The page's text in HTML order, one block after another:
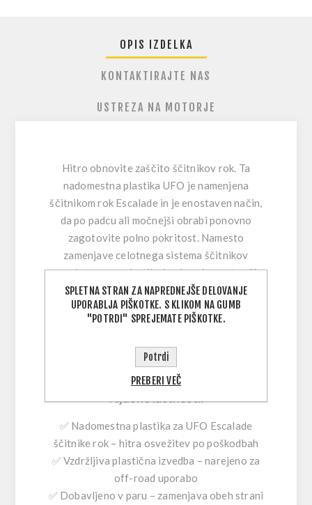
OPIS IZDELKA
KONTAKTIRAJTE NAS
USTREZA NA MOTORJE
Hitro obnovite zaščito ščitnikov rok. Ta
nadomestna plastika UFO je namenjena
ščitnikom rok Escalade in je enostaven način,
da po padcu ali močnejši obrabi ponovno
zagotovite polno pokritost. Namesto
zamenjave celotnega sistema ščitnikov
zamenjate samo plastike in ohranite motor čist
na pogled ter dobro zaščiten.
Nadomestni ščiti pomagajo zaščititi roke in
ter umazanijo na poti, hkrati pa z živahno
barvo poskrbijo za svež, “factory” videz.
Ključne lastnosti:
✅ Nadomestna plastika za UFO Escalade
ščitnike rok – hitra osvežitev po poškodbah
✅ Vzdržljiva plastična izvedba – narejeno za
off-road uporabo
✅ Dobavljeno v paru – zamenjava obeh strani
SPLETNA STRAN ZA NAPREDNEJŠE DELOVANJE
UPORABLJA PIŠKOTKE. S KLIKOM NA GUMB
"POTRDI" SPREJEMATE PIŠKOTKE.
Potrdi
PREBERI VEČ